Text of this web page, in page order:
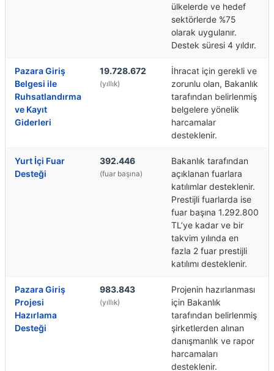
ülkelerde ve hedef
sektörlerde %75
olarak uygulanır.
Destek süresi 4 yıldır.
Pazara Giriş
Belgesi ile
Ruhsatlandırma
ve Kayıt
Giderleri
19.728.672
(yıllık)
İhracat için gerekli ve
zorunlu olan, Bakanlık
tarafından belirlenmiş
belgelere yönelik
harcamalar
desteklenir.
Yurt İçi Fuar
Desteği
392.446
(fuar başına)
Bakanlık tarafından
açıklanan fuarlara
katılımlar desteklenir.
Prestijli fuarlarda ise
fuar başına 1.292.800
TL’ye kadar ve bir
takvim yılında en
fazla 2 fuar prestijli
katılımı desteklenir.
Pazara Giriş
Projesi
Hazırlama
Desteği
983.843
(yıllık)
Projenin hazırlanması
için Bakanlık
tarafından belirlenmiş
şirketlerden alınan
danışmanlık ve rapor
harcamaları
desteklenir.